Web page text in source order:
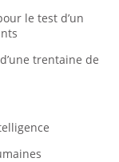
le test d’un
trentaine de